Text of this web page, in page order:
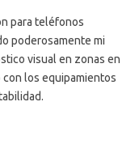
para teléfonos
poderosamente mi
visual en zonas en
con los equipamientos